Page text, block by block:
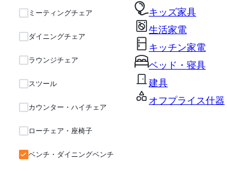
キッズ家具
生活家電
キッチン家電
ベッド・寝具
建具
オフプライス什器
ミーティングチェア
ダイニングチェア
ラウンジチェア
スツール
カウンター・ハイチェア
ローチェア・座椅子
ベンチ・ダイニングベンチ